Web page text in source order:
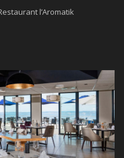
l’Aromatik